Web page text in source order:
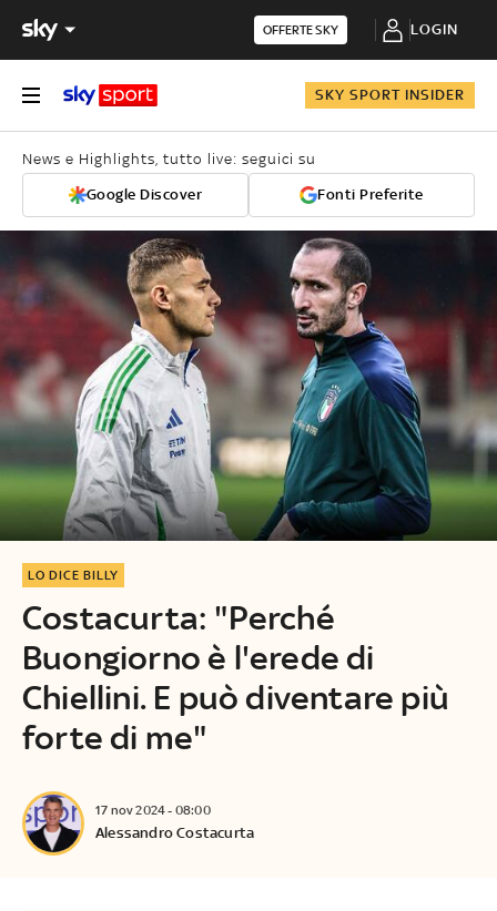
OFFERTE SKY LOGIN
SKY SPORT INSIDER
News e Highlights, tutto live: seguici su
Google Discover Fonti Preferite
Costacurta: "Perché
Buongiorno è l'erede di
Chiellini. E può diventare più
forte di me"
LO DICE BILLY
17 nov 2024 - 08:00
Alessandro Costacurta